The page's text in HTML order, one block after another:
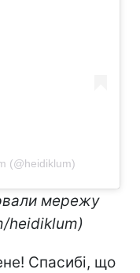
(@heidiklum)
мережу
heidiklum)
Спасибі, що